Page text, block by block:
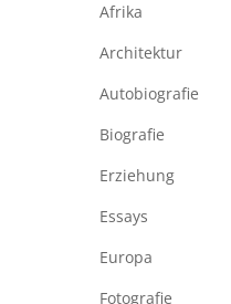
Afrika
Architektur
Autobiografie
Biografie
Erziehung
Essays
Europa
Fotografie